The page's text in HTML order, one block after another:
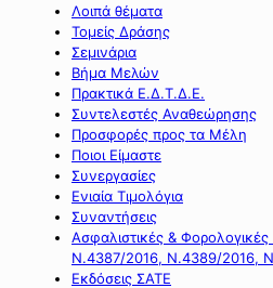
Λοιπά θέματα
Τομείς Δράσης
Σεμινάρια
Βήμα Μελών
Πρακτικά Ε.Δ.Τ.Δ.Ε.
Συντελεστές Αναθεώρησης
Προσφορές προς τα Μέλη
Ποιοι Είμαστε
Συνεργασίες
Ενιαία Τιμολόγια
Συναντήσεις
Ασφαλιστικές & Φορολογικές
Ν.4387/2016, Ν.4389/2016,
Εκδόσεις ΣΑΤΕ